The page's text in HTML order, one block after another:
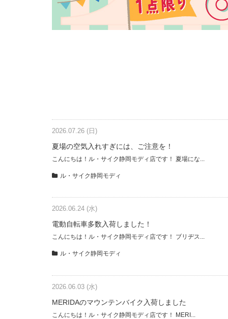
2026.07.26 (日)
夏場の空気入れすぎには、ご注意を！
こんにちは！ル・サイク静岡モディ店です！ 夏場にな...
ル・サイク静岡モディ
2026.06.24 (水)
電動自転車多数入荷しました！
こんにちは！ル・サイク静岡モディ店です！ ブリヂス...
ル・サイク静岡モディ
2026.06.03 (水)
MERIDAのマウンテンバイク入荷しました
こんにちは！ル・サイク静岡モディ店です！ MERI...